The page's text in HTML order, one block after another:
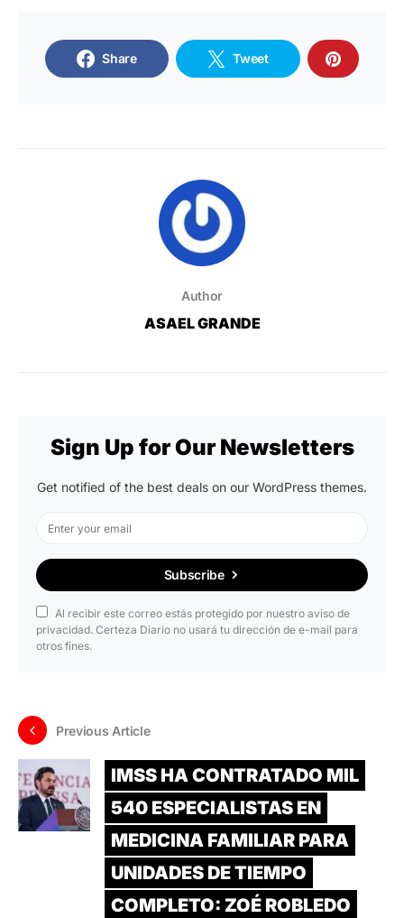
Share Tweet
Author
ASAEL GRANDE
Sign Up for Our Newsletters
Get notified of the best deals on our WordPress themes.
Subscribe
Al recibir este correo estás protegido por nuestro aviso de
privacidad. Certeza Diario no usará tu dirección de e-mail para
otros fines.
Previous Article
IMSS HA CONTRATADO MIL
540 ESPECIALISTAS EN
MEDICINA FAMILIAR PARA
UNIDADES DE TIEMPO
COMPLETO: ZOÉ ROBLEDO